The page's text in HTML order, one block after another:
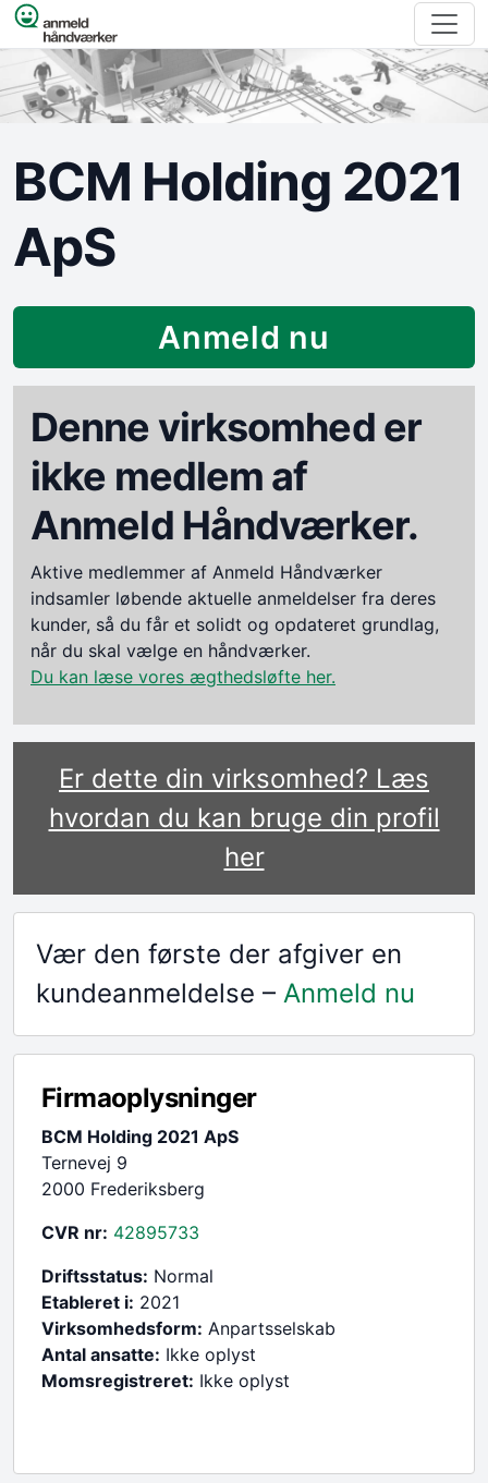
Spring til indhold
BCM Holding 2021
ApS
Anmeld nu
Denne virksomhed er
ikke medlem af
Anmeld Håndværker.
Aktive medlemmer af Anmeld Håndværker
indsamler løbende aktuelle anmeldelser fra deres
kunder, så du får et solidt og opdateret grundlag,
når du skal vælge en håndværker.
Du kan læse vores ægthedsløfte her.
Er dette din virksomhed? Læs
hvordan du kan bruge din profil
her
Vær den første der afgiver en
kundeanmeldelse – Anmeld nu
Firmaoplysninger
BCM Holding 2021 ApS
Ternevej 9
2000 Frederiksberg
CVR nr: 42895733
Driftsstatus: Normal
Etableret i: 2021
Virksomhedsform: Anpartsselskab
Antal ansatte: Ikke oplyst
Momsregistreret: Ikke oplyst